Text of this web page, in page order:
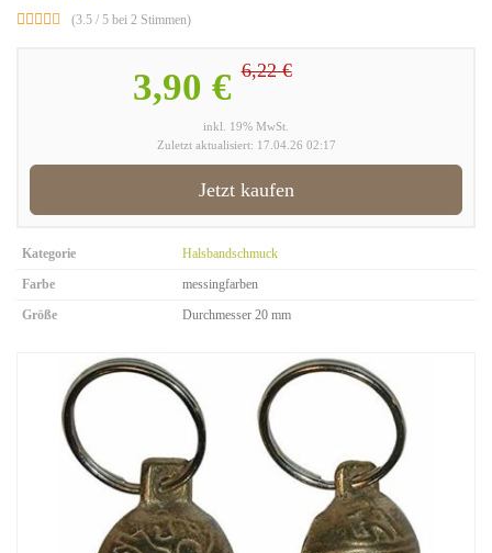
(3.5 / 5 bei 2 Stimmen)
3,90 € 6,22 €
inkl. 19% MwSt.
Zuletzt aktualisiert: 17.04.26 02:17
Jetzt kaufen
Kategorie
Halsbandschmuck
Farbe
messingfarben
Größe
Durchmesser 20 mm